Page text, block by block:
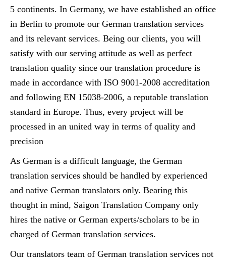
5 continents. In Germany, we have established an office
in Berlin to promote our German translation services
and its relevant services. Being our clients, you will
satisfy with our serving attitude as well as perfect
translation quality since our translation procedure is
made in accordance with ISO 9001-2008 accreditation
and following EN 15038-2006, a reputable translation
standard in Europe. Thus, every project will be
processed in an united way in terms of quality and
precision
As German is a difficult language, the German
translation services should be handled by experienced
and native German translators only. Bearing this
thought in mind, Saigon Translation Company only
hires the native or German experts/scholars to be in
charged of German translation services.
Our translators team of German translation services not